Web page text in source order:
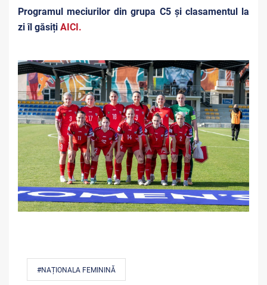
Programul meciurilor din grupa C5 și clasamentul la
zi îl găsiți AICI.
#NAȚIONALA FEMININĂ